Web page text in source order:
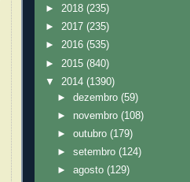
► 2018 (235)
► 2017 (235)
► 2016 (535)
► 2015 (840)
▼ 2014 (1390)
►dezembro(59)
► novembro(108)
►outubro(179)
►setembro(124)
►agosto(129)